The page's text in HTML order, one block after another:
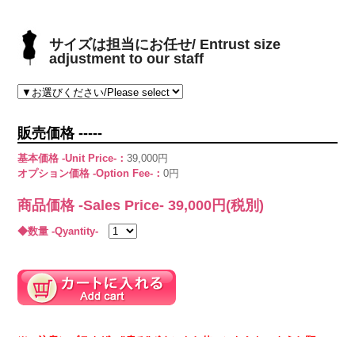
サイズは担当にお任せ/ Entrust size
adjustment to our staff
販売価格 -----
基本価格 -Unit Price-：39,000円
オプション価格 -Option Fee-：0円
商品価格 -Sales Price-39,000 円(税別)
◆数量 -Qyantity-